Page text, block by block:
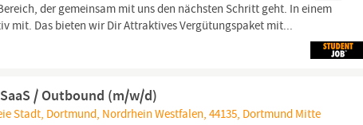
der gemeinsam mit uns den nächsten Schritt geht. In einem
mit. Das bieten wir Dir Attraktives Vergütungspaket mit...
/ Outbound (m/w/d)
Stadt, Dortmund, Nordrhein Westfalen, 44135, Dortmund Mitte